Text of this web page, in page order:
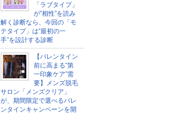
「ラブタイプ」
が“相性”を読み
解く診断なら、今回の「モ
テタイプ」は“最初の一
手”を設計する診断
【バレンタイン
前に高まる“第
一印象ケア”需
要】メンズ脱毛
サロン「メンズクリア」
が、期間限定で選べるバレ
ンタインキャンペーンを開